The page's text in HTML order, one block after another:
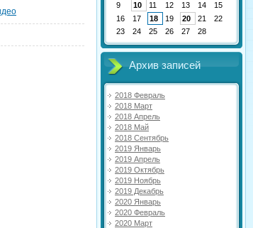
9
10 11 12 13 14
15
16
17 18 19 20 21
22
23
24 25 26 27 28
Архив записей
2018 Февраль
2018 Март
2018 Апрель
2018 Май
2018 Сентябрь
2019 Январь
2019 Апрель
2019 Октябрь
2019 Ноябрь
2019 Декабрь
2020 Январь
2020 Февраль
2020 Март